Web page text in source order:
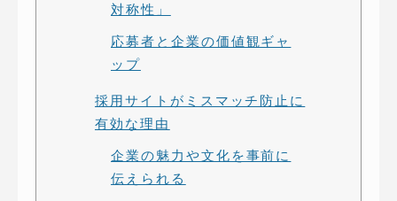
対称性」
応募者と企業の価値観ギャ
ップ
採用サイトがミスマッチ防止に
有効な理由
企業の魅力や文化を事前に
伝えられる